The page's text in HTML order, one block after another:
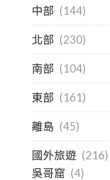
中部 (144)
北部 (230)
南部 (104)
東部 (161)
離島 (45)
國外旅遊 (216)
吳哥窟 (4)